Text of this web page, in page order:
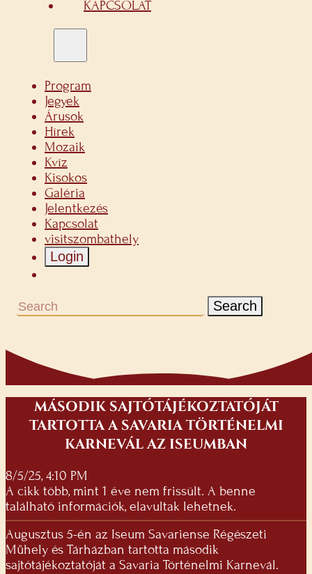
KAPCSOLAT
Program
Jegyek
Árusok
Hírek
Mozaik
Kvíz
Kisokos
Galéria
Jelentkezés
Kapcsolat
visitszombathely
Login
Search
MÁSODIK SAJTÓTÁJÉKOZTATÓJÁT
TARTOTTA A SAVARIA TÖRTÉNELMI
KARNEVÁL AZ ISEUMBAN
8/5/25, 4:10 PM
A cikk több, mint 1 éve nem frissült. A benne
található információk, elavultak lehetnek.
Augusztus 5-én az Iseum Savariense Régészeti
Műhely és Tárházban tartotta második
sajtótájékoztatóját a Savaria Történelmi Karnevál.